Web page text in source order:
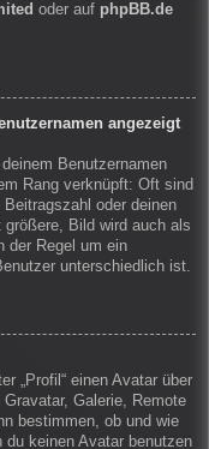
oder auf phpBB.de
angezeigt
Benutzernamen
Rang verknüpft: Oft sind
oder deinen
Bild wird auch als
der Regel um ein
unterschiedlich ist.
„Profil“ einen Avatar über
Galerie, Remote
bestimmen, ob und wie
du keinen Avatar benutzen